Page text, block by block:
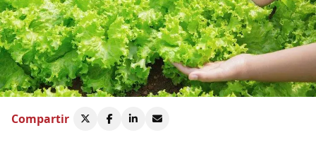
Compartir